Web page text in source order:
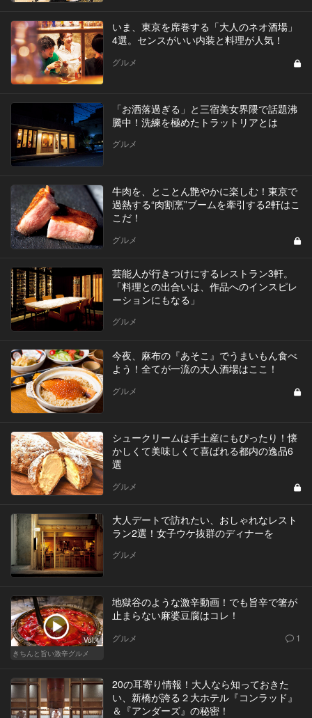
いま、東京を席巻する「大人のネオ酒場」
4選。センスがいい内装と料理が人気！
グルメ
「お洒落過ぎる」と三宿美女界隈で話題沸
騰中！洗練を極めたトラットリアとは
グルメ
牛肉を、とことん艶やかに楽しむ！東京で
過熱する“肉割烹”ブームを牽引する2軒はこ
こだ！
グルメ
芸能人が行きつけにするレストラン3軒。
「料理との出合いは、作品へのインスピレ
ーションにもなる」
グルメ
今夜、麻布の『あそこ』でうまいもん食べ
よう！全てが一流の大人酒場はここ！
グルメ
シュークリームは手土産にもぴったり！懐
かしくて美味しくて喜ばれる都内の逸品6
選
グルメ
大人デートで訪れたい、おしゃれなレスト
ラン2選！女子ウケ抜群のディナーを
グルメ
Vol.4
きちんと旨い激辛グルメ
地獄谷のような激辛動画！でも旨辛で箸が
止まらない麻婆豆腐はコレ！
グルメ 1
20の耳寄り情報！大人なら知っておきた
い、新橋が誇る２大ホテル『コンラッド』
＆『アンダーズ』の秘密！